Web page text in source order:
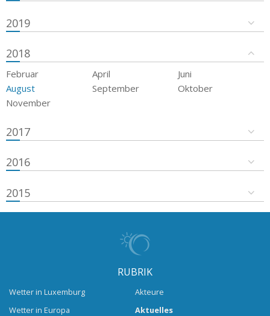
2019
2018
Februar April
Juni
August
September
Oktober
November
2017
2016
2015
RUBRIK
Wetter in Luxemburg
Wetter in Europa
Akteure
Aktuelles